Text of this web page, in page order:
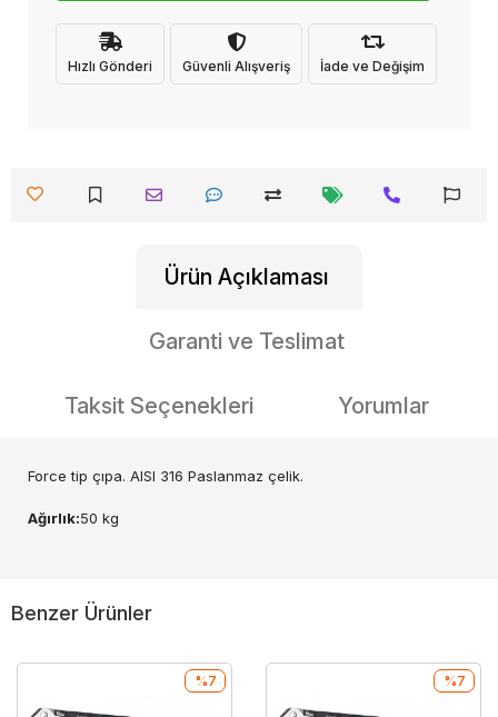
Hızlı Gönderi Güvenli Alışveriş İade ve Değişim
Ürün Açıklaması
Garanti ve Teslimat
Taksit Seçenekleri Yorumlar
Force tip çıpa. AISI 316 Paslanmaz çelik.
Ağırlık:50 kg
Benzer Ürünler
%7 %7